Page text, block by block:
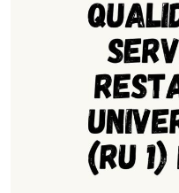
Advocacia-Geral da União
Banco Central do Brasil